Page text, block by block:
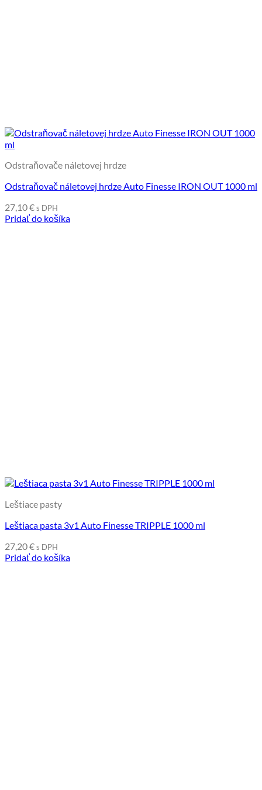
Odstraňovače náletovej hrdze
Odstraňovač náletovej hrdze Auto Finesse IRON OUT 1000 ml
27,10€s DPH
Pridať do košíka
Leštiace pasty
Leštiaca pasta 3v1 Auto Finesse TRIPPLE 1000 ml
27,20€s DPH
Pridať do košíka